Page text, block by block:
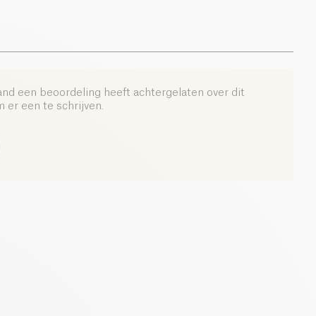
avonturen brengt Autour du Riz
de Koreaanse
bereik — precies de juiste hoeveelheid pit, met de
een beoordeling heeft achtergelaten over dit
er een te schrijven.